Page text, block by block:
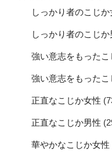
しっかり者のこじか
しっかり者のこじか
強い意志をもったこ
強い意志をもったこ
正直なこじか女性
正直なこじか男性
華やかなこじか女性